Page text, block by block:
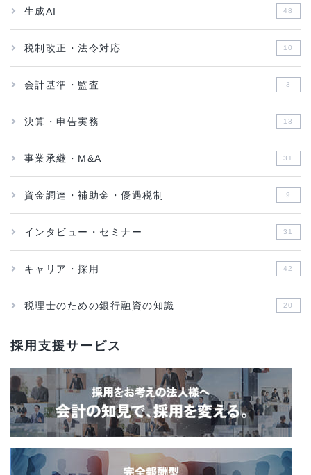
生成AI 48
税制改正・法令対応 10
会計基準・監査 3
決算・申告実務 13
事業承継・M&A 31
資金調達・補助金・優遇税制 9
インタビュー・セミナー 31
キャリア・採用 42
税理士のための銀行融資の知識 20
採用支援サービス